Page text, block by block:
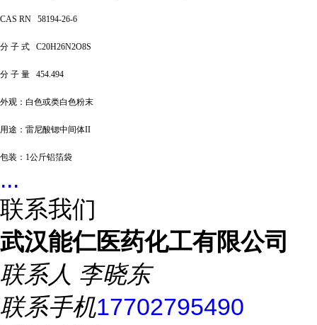
CAS RN 58194-26-6
分 子 式 C20H26N2O8S
分 子 量 454.494
外观：白色或类白色粉末
用途：雷尼酸锶中间体II
包装： 1公斤铝箔袋
...
联系我们
武汉能仁医药化工有限公司
联系人 李晓东
联系手机17702795490